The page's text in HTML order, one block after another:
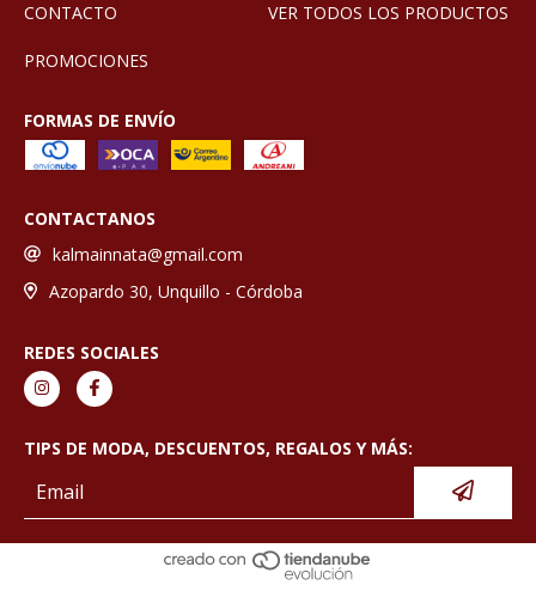
CONTACTO
VER TODOS LOS PRODUCTOS
PROMOCIONES
FORMAS DE ENVÍO
CONTACTANOS
kalmainnata@gmail.com
Azopardo 30, Unquillo - Córdoba
REDES SOCIALES
TIPS DE MODA, DESCUENTOS, REGALOS Y MÁS: